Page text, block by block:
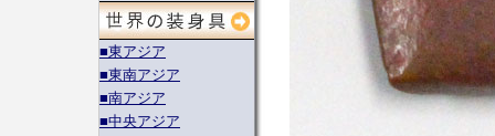
■東アジア
■東南アジア
■南アジア
■中央アジア